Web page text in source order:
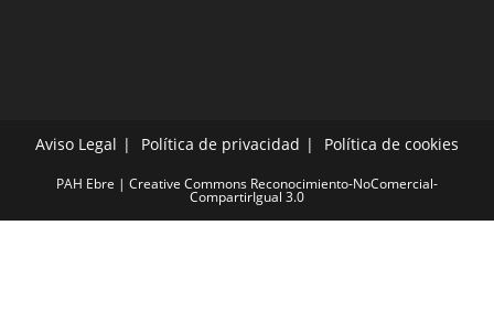
Aviso Legal Política de privacidad Política de cookies
PAH Ebre | Creative Commons Reconocimiento-NoComercial-
CompartirIgual 3.0